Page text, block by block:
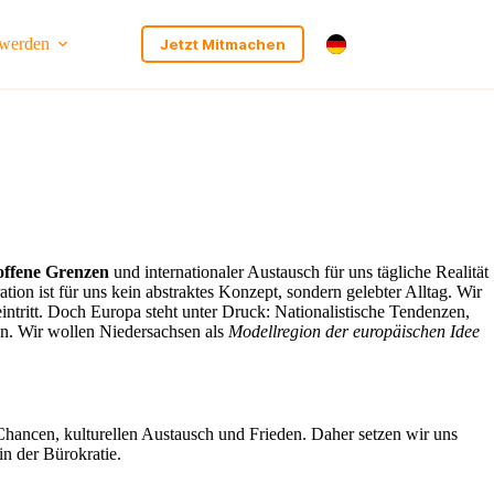
Jetzt Mitmachen
Grenzen und internationaler Austausch für uns tägliche Realität
ist für uns kein abstraktes Konzept, sondern gelebter Alltag. Wir
Doch Europa steht unter Druck: Nationalistische Tendenzen,
Wir wollen Niedersachsen als Modellregion der europäischen Idee
kulturellen Austausch und Frieden. Daher setzen wir uns
der Bürokratie.